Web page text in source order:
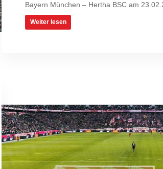
Bayern München – Hertha BSC am
Weiter lesen